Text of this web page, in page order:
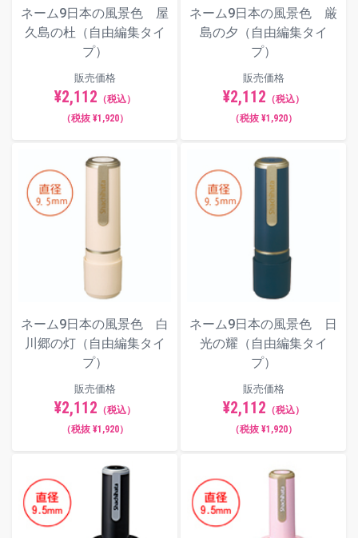
ネーム9日本の風景色 屋
久島の杜（自由編集タイ
プ）
販売価格
¥2,112 （税込）
（税抜 ¥1,920）
ネーム9日本の風景色 厳
島の夕（自由編集タイ
プ）
販売価格
¥2,112 （税込）
（税抜 ¥1,920）
ネーム9日本の風景色 白
川郷の灯（自由編集タイ
プ）
販売価格
¥2,112 （税込）
（税抜 ¥1,920）
ネーム9日本の風景色 日
光の耀（自由編集タイ
プ）
販売価格
¥2,112 （税込）
（税抜 ¥1,920）